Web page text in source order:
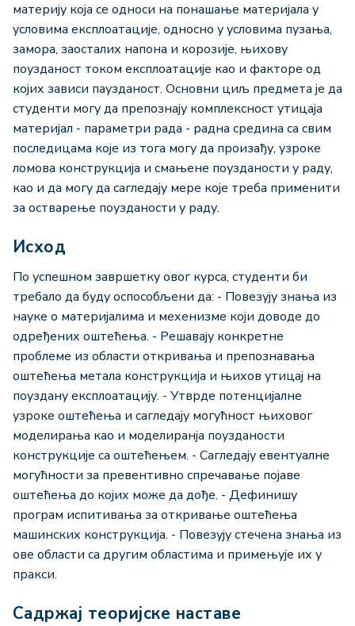
материју која се односи на понашање материјала у
условима експлоатације, односно у условима пузања,
замора, заосталих напона и корозије, њихову
поузданост током експлоатације као и факторе од
којих зависи паузданост. Основни циљ предмета је да
студенти могу да препознају комплексност утицаја
материјал - параметри рада - радна средина са свим
последицама које из тога могу да произађу, узроке
ломова конструкција и смањене поузданости у раду,
као и да могу да сагледају мере које треба применити
за остварење поузданости у раду.
Исход
По успешном завршетку овог курса, студенти би
требало да буду оспособљени да: - Повезују знања из
науке о материјалима и мехенизме који доводе до
одређених оштећења. - Решавају конкретне
проблеме из области откривања и препознавања
оштећења метала конструкција и њихов утицај на
поуздану експлоатацију. - Утврде потенцијалне
узроке оштећења и сагледају могућност њиховог
моделирања као и моделиранја поузданости
конструкције са оштећењем. - Сагледају евентуалне
могућности за превентивно спречавање појаве
оштећења до којих може да дође. - Дефинишу
програм испитивања за откривање оштећења
машинских конструкција. - Повезују стечена знања из
ове области са другим областима и примењује их у
пракси.
Садржај теоријске наставе